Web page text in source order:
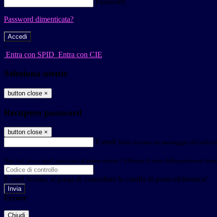
Password
Password dimenticata?
-
Entra con SPID Entra con CIE
Seleziona utente
button close ×
Recupero password
button close ×
E-mail Verrà inviato un messaggio
Non hai una e-mail associata al nome utente? Effettua il reset della password
E-mail inviata, si prega di controllare la casella di posta elettronica!
Errore
Chiudi